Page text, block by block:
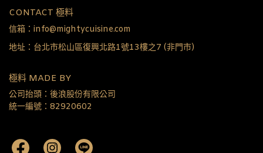
CONTACT 極料
信箱：info@mightycuisine.com
地址：台北市松山區復興北路1號13樓之7 (非門市)
極料 MADE BY
公司抬頭：後浪股份有限公司
統一編號：82920602